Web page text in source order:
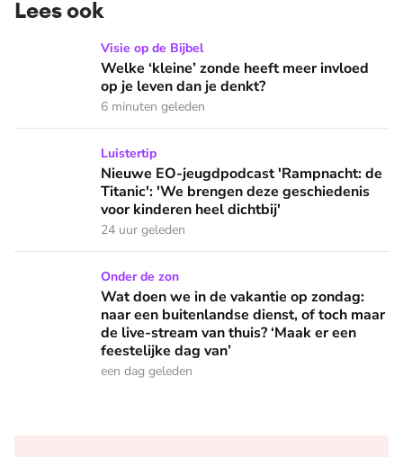
Lees ook
Welke ‘kleine’ zonde heeft meer invloed op je leven dan je
Visie op de Bijbel
Welke ‘kleine’ zonde heeft meer invloed
op je leven dan je denkt?
6 minuten geleden
Nieuwe EO-jeugdpodcast 'Rampnacht: de Titanic': 'We
Luistertip
Nieuwe EO-jeugdpodcast 'Rampnacht: de
Titanic': 'We brengen deze geschiedenis
voor kinderen heel dichtbij'
24 uur geleden
Wat doen we in de vakantie op zondag: naar een
Onder de zon
Wat doen we in de vakantie op zondag:
naar een buitenlandse dienst, of toch maar
de live-stream van thuis? ‘Maak er een
feestelijke dag van’
een dag geleden